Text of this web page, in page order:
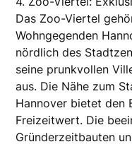
Das Zoo-Viertel
Wohngegenden
nördlich des
seine prunkvollen
aus. Die Nähe zum
Hannover bietet den
Freizeitwert. Die
Gründerzeitbauten